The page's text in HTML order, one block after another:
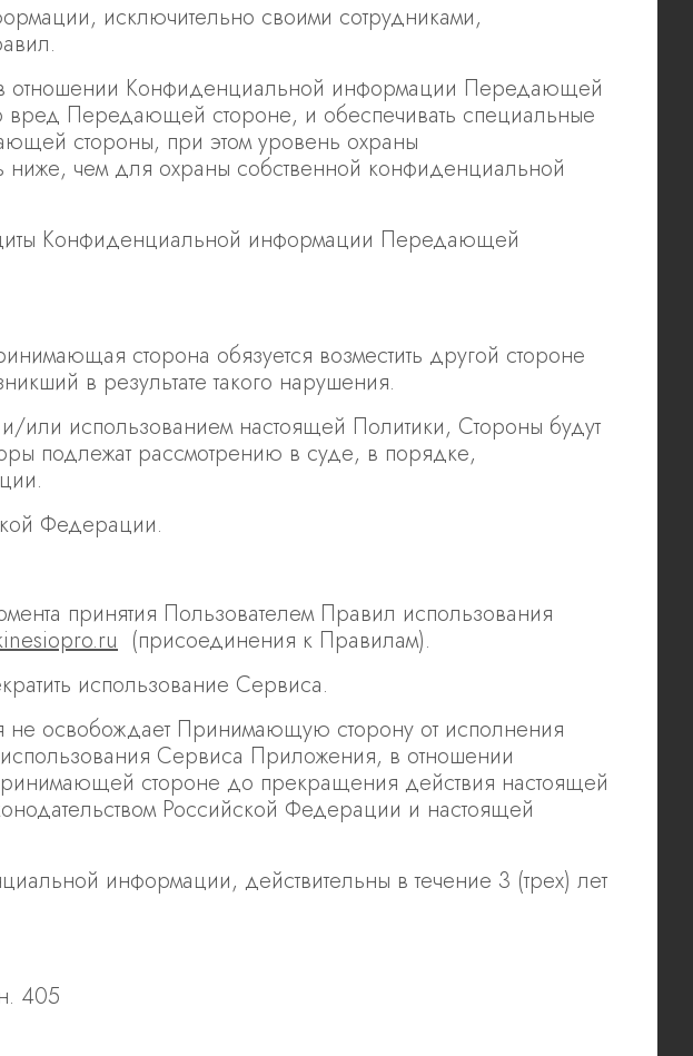
исключительно своими сотрудниками,
отношении Конфиденциальной информации Передающей
вред Передающей стороне, и обеспечивать специальные
стороны, при этом уровень охраны
чем для охраны собственной конфиденциальной
Конфиденциальной информации Передающей
сторона обязуется возместить другой стороне
в результате такого нарушения.
использованием настоящей Политики, Стороны будут
подлежат рассмотрению в суде, в порядке,
Федерации.
принятия Пользователем Правил использования
(присоединения к Правилам).
использование Сервиса.
освобождает Принимающую сторону от исполнения
использования Сервиса Приложения, в отношении
стороне до прекращения действия настоящей
Российской Федерации и настоящей
информации, действительны в течение 3 (трех) лет
405